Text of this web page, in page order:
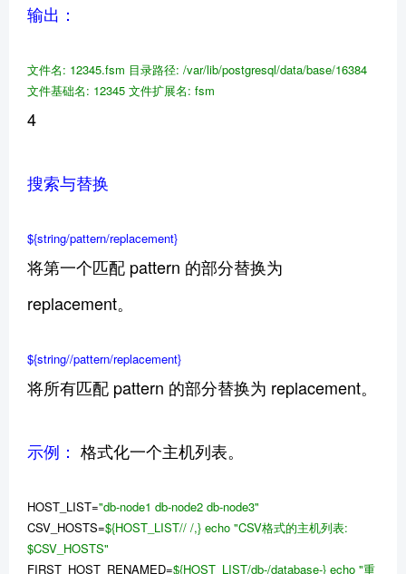
输出：
文件名: 12345.fsm 目录路径: /var/lib/postgresql/data/base/16384
文件基础名: 12345 文件扩展名: fsm
4
搜索与替换
${string/pattern/replacement}
将第一个匹配 pattern 的部分替换为
replacement。
${string//pattern/replacement}
将所有匹配 pattern 的部分替换为 replacement。
示例： 格式化一个主机列表。
HOST_LIST="db-node1 db-node2 db-node3"
CSV_HOSTS=${HOST_LIST// /,} echo "CSV格式的主机列表:
$CSV_HOSTS"
FIRST_HOST_RENAMED=${HOST_LIST/db-/database-} echo "重